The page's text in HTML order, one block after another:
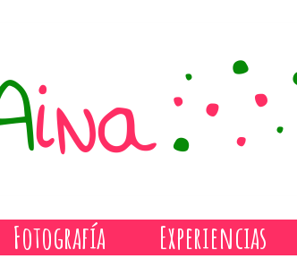
Fotografía Experiencias